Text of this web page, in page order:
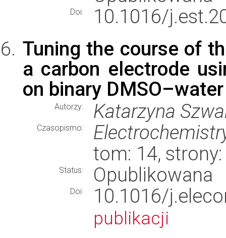
Doi:
10.1016/
Tuning the course of
a carbon electrode
on binary
Autorzy: Katarzyna
Czasopismo:
tom: 14,
Status: Opublikowana
Doi: 10.1016/
publikacji